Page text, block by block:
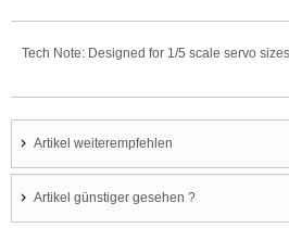
Tech Note: Designed for 1/5 scale servo
Artikel weiterempfehlen
Artikel günstiger gesehen ?